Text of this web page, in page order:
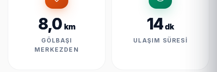
8,0 km
GÖLBAŞI
MERKEZDEN
14dk
ULAŞIM SÜRESI